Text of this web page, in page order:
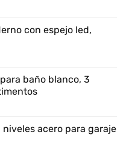
con espejo led,
baño blanco, 3
acero para garaje